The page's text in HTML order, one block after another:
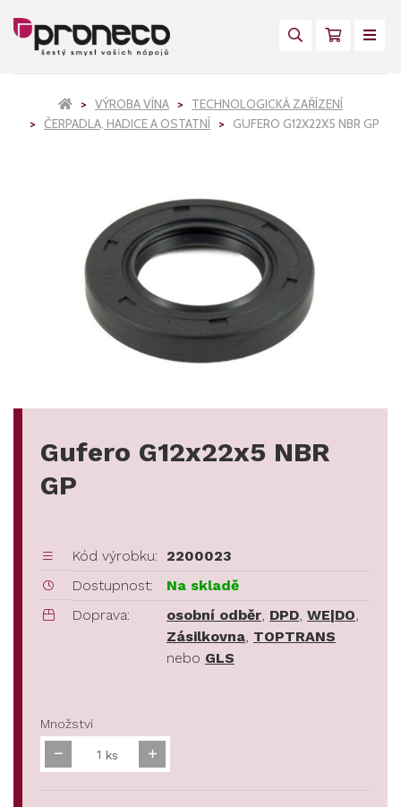
VÝROBA VÍNA
TECHNOLOGICKÁ ZAŘÍZENÍ
ČERPADLA, HADICE A OSTATNÍ
GUFERO G12X22X5 NBR GP
Gufero G12x22x5 NBR
GP
Kód výrobku:
2200023
Dostupnost:
Na skladě
Doprava:
osobní odběr, DPD, WE|DO,
Zásilkovna, TOPTRANS
nebo GLS
Množství
ks